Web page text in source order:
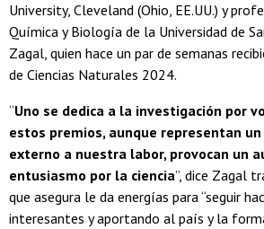
University, Cleveland (Ohio, EE.UU.) y
Química y Biología de la Universidad de
Zagal, quien hace un par de semanas
de Ciencias Naturales 2024.
“Uno se dedica a la investigación por
estos premios, aunque representan
externo a nuestra labor, provocan un
entusiasmo por la ciencia”, dice Zagal
que asegura le da energías para “seguir
interesantes y aportando al país y la